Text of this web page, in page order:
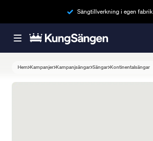
Sängtillverkning i egen fabrik
Hem Kampanjer Kampanjsängar Sängar Kontinentalsängar